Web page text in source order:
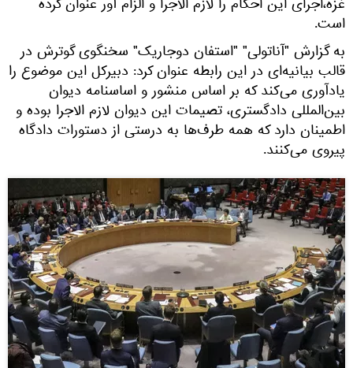
غزه،اجرای این احکام را لازم الاجرا و الزام آور عنوان کرده
است.
به گزارش "آناتولی" "استفان دوجاریک" سخنگوی گوترش در
قالب بیانیه‌ای در این رابطه عنوان کرد: دبیرکل این موضوع را
یادآوری می‌کند که بر اساس منشور و اساسنامه دیوان
بین‌المللی دادگستری، تصیمات این دیوان لازم الاجرا بوده و
اطمینان دارد که همه طرف‌ها به درستی از دستورات دادگاه
پیروی می‌کنند.